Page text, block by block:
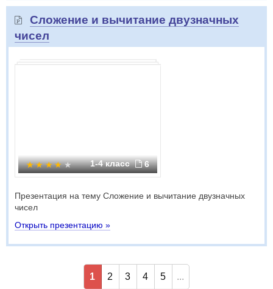
Сложение и вычитание двузначных
чисел
1-4 класс 6
Презентация на тему Сложение и вычитание двузначных
чисел
Открыть презентацию »
1 2 3 4 5 ...